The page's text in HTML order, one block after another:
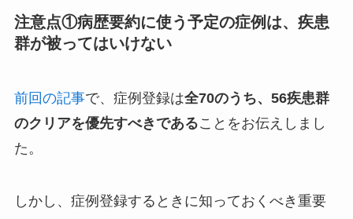
注意点①病歴要約に使う予定の症例は、疾患
群が被ってはいけない
前回の記事で、症例登録は全70のうち、56疾患群
のクリアを優先すべきであることをお伝えしまし
た。
しかし、症例登録するときに知っておくべき重要